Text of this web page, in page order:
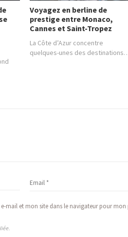
Voyagez en berline de
prestige entre Monaco,
Cannes et Saint-Tropez
La Côte d’Azur concentre
quelques-unes des
mail et mon site dans le navigateur pour